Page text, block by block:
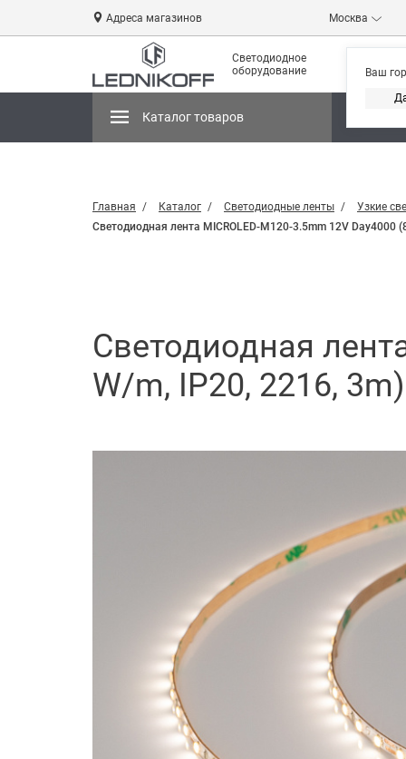
Адреса магазинов Москва
Ваш
Светодиодное
оборудование
Каталог товаров
Главная Каталог Светодиодные ленты Узкие
Светодиодная лента MICROLED-M120-3.5mm 12V Day4000
Светодиодная
W/m, IP20, 2216,